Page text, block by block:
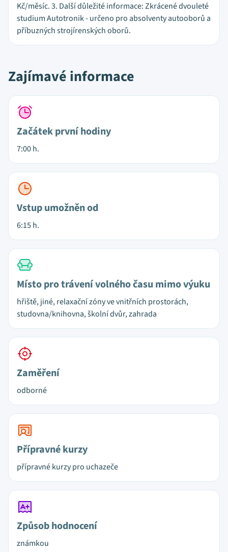
Kč/měsíc. 3. Další důležité informace: Zkrácené dvouleté
studium Autotronik - určeno pro absolventy autooborů a
příbuzných strojírenských oborů.
Zajímavé informace
Začátek první hodiny
7:00 h.
Vstup umožněn od
6:15 h.
Místo pro trávení volného času mimo výuku
hřiště, jiné, relaxační zóny ve vnitřních prostorách,
studovna/knihovna, školní dvůr, zahrada
Zaměření
odborné
Přípravné kurzy
přípravné kurzy pro uchazeče
Způsob hodnocení
známkou